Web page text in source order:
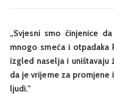
„Svjesni smo činjenice
mnogo smeća i otpadaka
izgled naselja i uništavaju
da je vrijeme za
ljudi.”